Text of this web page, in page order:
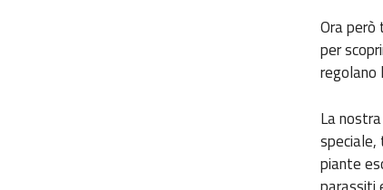
Ora però
per
regolano
La
speciale,
piante